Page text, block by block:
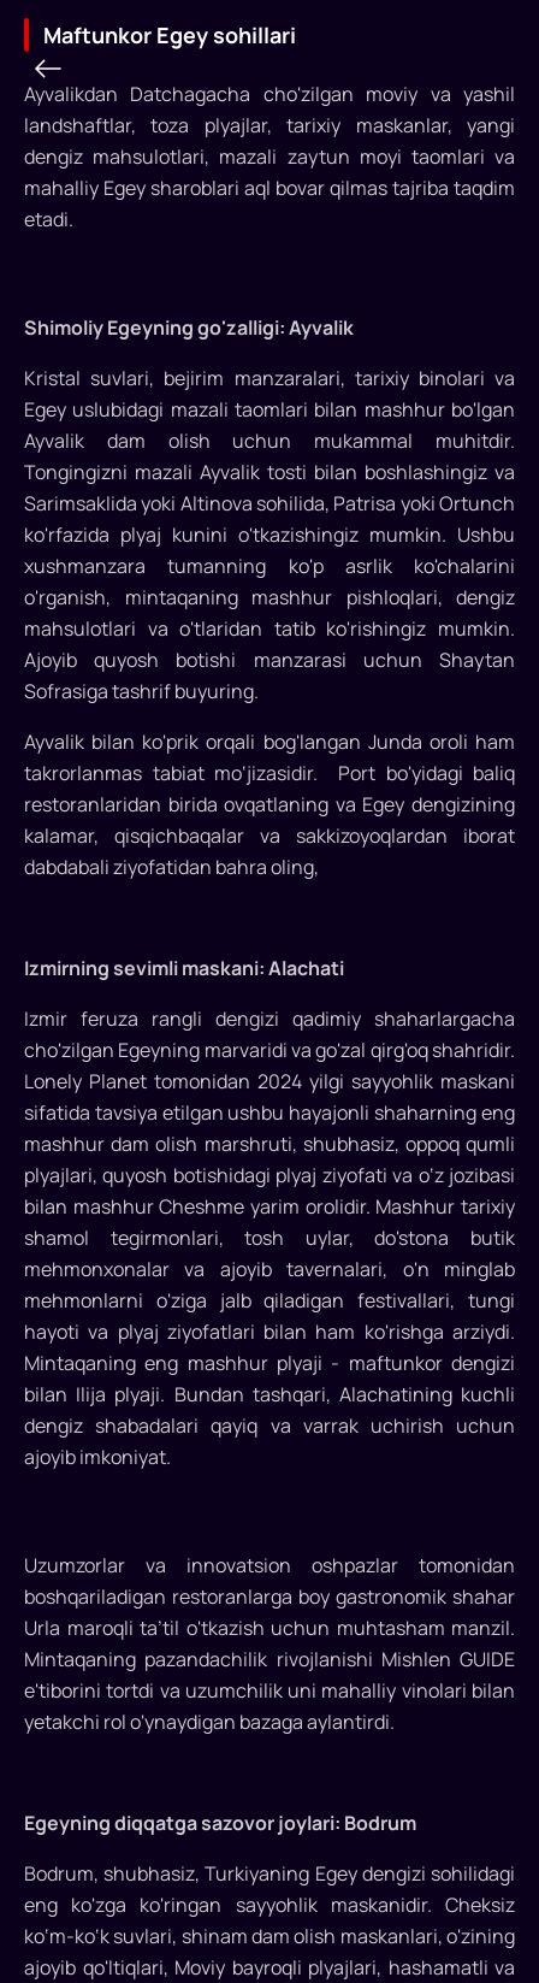
Maftunkor
Egey
sohillari
sohilida
kutilgan
yoz
mavsumi
boshlanar
ekan,
ushbu
manzarali
maftunkor
qirg'oq
bo'ylab
sayohat
onlarni
hadya
etadi...
Maftunkor Egey sohillari
Ayvalikdan Datchagacha cho'zilgan moviy va yashil
landshaftlar, toza plyajlar, tarixiy maskanlar, yangi
dengiz mahsulotlari, mazali zaytun moyi taomlari va
mahalliy Egey sharoblari aql bovar qilmas tajriba taqdim
etadi.
Shimoliy Egeyning go'zalligi: Ayvalik
Kristal suvlari, bejirim manzaralari, tarixiy binolari va
Egey uslubidagi mazali taomlari bilan mashhur bo'lgan
Ayvalik dam olish uchun mukammal muhitdir.
Tongingizni mazali Ayvalik tosti bilan boshlashingiz va
Sarimsaklida yoki Altinova sohilida, Patrisa yoki Ortunch
ko'rfazida plyaj kunini o'tkazishingiz mumkin. Ushbu
xushmanzara tumanning ko'p asrlik ko'chalarini
o'rganish, mintaqaning mashhur pishloqlari, dengiz
mahsulotlari va o'tlaridan tatib ko'rishingiz mumkin.
Ajoyib quyosh botishi manzarasi uchun Shaytan
Sofrasiga tashrif buyuring.
Ayvalik bilan ko'prik orqali bog'langan Junda oroli ham
takrorlanmas tabiat mo‘jizasidir. Port bo'yidagi baliq
restoranlaridan birida ovqatlaning va Egey dengizining
kalamar, qisqichbaqalar va sakkizoyoqlardan iborat
dabdabali ziyofatidan bahra oling,
Izmirning sevimli maskani: Alachati
Izmir feruza rangli dengizi qadimiy shaharlargacha
cho'zilgan Egeyning marvaridi va go'zal qirg'oq shahridir.
Lonely Planet tomonidan 2024 yilgi sayyohlik maskani
sifatida tavsiya etilgan ushbu hayajonli shaharning eng
mashhur dam olish marshruti, shubhasiz, oppoq qumli
plyajlari, quyosh botishidagi plyaj ziyofati va o‘z jozibasi
bilan mashhur Cheshme yarim orolidir. Mashhur tarixiy
shamol tegirmonlari, tosh uylar, do'stona butik
mehmonxonalar va ajoyib tavernalari, o'n minglab
mehmonlarni o'ziga jalb qiladigan festivallari, tungi
hayoti va plyaj ziyofatlari bilan ham ko'rishga arziydi.
Mintaqaning eng mashhur plyaji - maftunkor dengizi
bilan Ilija plyaji. Bundan tashqari, Alachatining kuchli
dengiz shabadalari qayiq va varrak uchirish uchun
ajoyib imkoniyat.
Uzumzorlar va innovatsion oshpazlar tomonidan
boshqariladigan restoranlarga boy gastronomik shahar
Urla maroqli ta’til o'tkazish uchun muhtasham manzil.
Mintaqaning pazandachilik rivojlanishi Mishlen GUIDE
e'tiborini tortdi va uzumchilik uni mahalliy vinolari bilan
yetakchi rol o'ynaydigan bazaga aylantirdi.
Egeyning diqqatga sazovor joylari: Bodrum
Bodrum, shubhasiz, Turkiyaning Egey dengizi sohilidagi
eng ko'zga ko'ringan sayyohlik maskanidir. Cheksiz
ko‘m-ko‘k suvlari, shinam dam olish maskanlari, o'zining
ajoyib qo'ltiqlari, Moviy bayroqli plyajlari, hashamatli va